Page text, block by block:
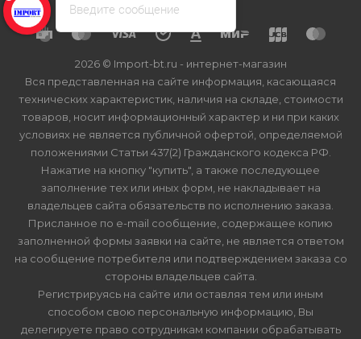
2026 © Import-bt.ru - интернет-магазин
Вся представленная на сайте информация, касающаяся
технических характеристик, наличия на складе, стоимости
товаров, носит информационный характер и ни при каких
условиях не является публичной офертой, определяемой
положениями Статьи 437(2) Гражданского кодекса РФ.
Нажатие на кнопку "купить", а также последующее
заполнение тех или иных форм, не накладывает на
владельцев сайта обязательств по исполнению заказа.
Присланное по e-mail сообщение, содержащее копию
заполненной формы заявки на сайте, не является ответом
на сообщение потребителя или подтверждением заказа со
стороны владельцев сайта.
Регистрируясь на сайте или оставляя тем или иным
способом свою персональную информацию, Вы
делегируете право сотрудникам компании обрабатывать
Введите сообщение